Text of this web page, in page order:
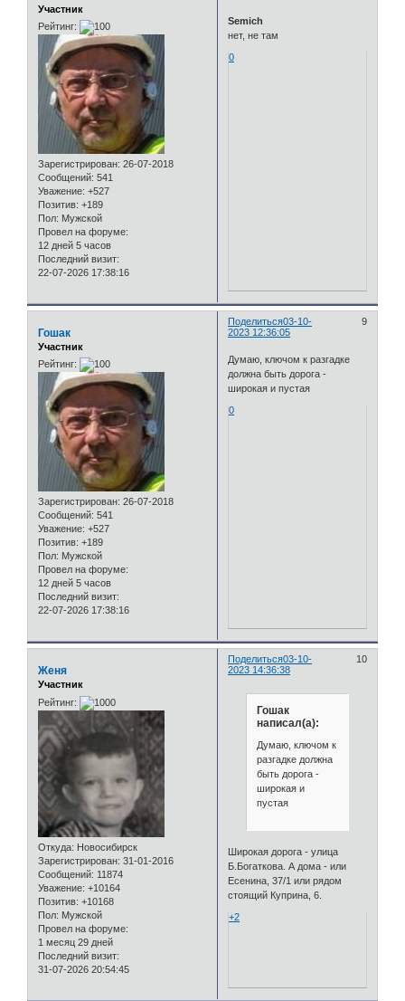
Участник
Рейтинг:
Зарегистрирован: 26-07-2018
Сообщений: 541
Уважение: +527
Позитив: +189
Пол: Мужской
Провел на форуме:
12 дней 5 часов
Последний визит:
22-07-2026 17:38:16
Semich
нет, не там
0
Поделиться 9
03-10-
2023 12:36:05
Гошак
Участник
Рейтинг:
Зарегистрирован: 26-07-2018
Сообщений: 541
Уважение: +527
Позитив: +189
Пол: Мужской
Провел на форуме:
12 дней 5 часов
Последний визит:
22-07-2026 17:38:16
Думаю, ключом к разгадке
должна быть дорога -
широкая и пустая
0
Поделиться 10
03-10-
2023 14:36:38
Женя
Участник
Рейтинг:
Откуда: Новосибирск
Зарегистрирован: 31-01-2016
Сообщений: 11874
Уважение: +10164
Позитив: +10168
Пол: Мужской
Провел на форуме:
1 месяц 29 дней
Последний визит:
31-07-2026 20:54:45
Гошак
написал(а):
Думаю, ключом к
разгадке должна
быть дорога -
широкая и
пустая
Широкая дорога - улица
Б.Богаткова. А дома - или
Есенина, 37/1 или рядом
стоящий Куприна, 6.
+2